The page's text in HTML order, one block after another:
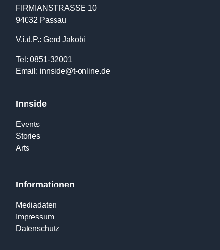
FIRMIANSTRASSE 10
94032 Passau
V.i.d.P.: Gerd Jakobi
Tel: 0851-32001
Email: innside@t-online.de
Innside
Events
Stories
Arts
Informationen
Mediadaten
Impressum
Datenschutz